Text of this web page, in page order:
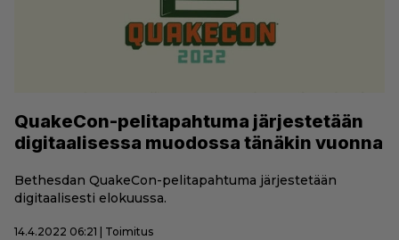
QuakeCon-pelitapahtuma järjestetään
digitaalisessa muodossa tänäkin vuonna
Bethesdan QuakeCon-pelitapahtuma järjestetään
digitaalisesti elokuussa.
14.4.2022 06:21 | Toimitus